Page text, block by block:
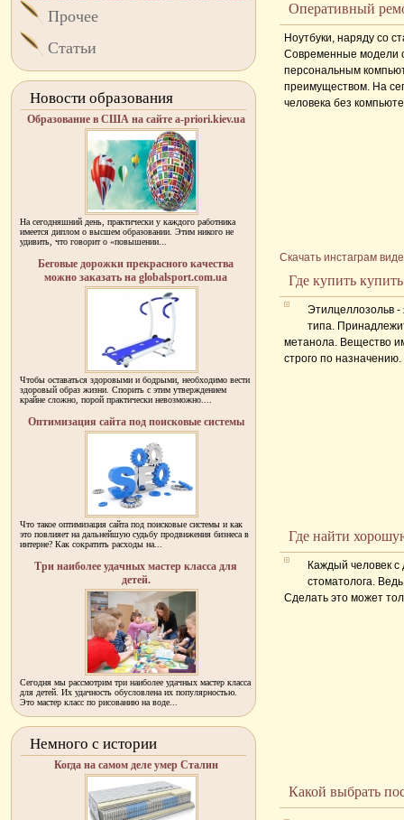
Оперативный
Ноутбуки, наряду со
Современные модели
персональным
преимуществом. На
человека без
Скачать инстаграм
Где купить
Этилцеллозольв -
типа.
метанола. Вещество
строго по назначению.
Где найти
Каждый человек с
стоматолога.
Сделать это может
Какой выбрать
Прочее
Статьи
Новости образования
Образование в США на сайте a-priori.kiev.ua
На сегодняшний день, практически у каждого работника
имеется диплом о высшем образовании. Этим никого не
удивить, что говорит о «повышении...
Беговые дорожки прекрасного качества
можно заказать на globalsport.com.ua
Чтобы оставаться здоровыми и бодрыми, необходимо вести
здоровый образ жизни. Спорить с этим утверждением
крайне сложно, порой практически невозможно....
Оптимизация сайта под поисковые системы
Что такое оптимизация сайта под поисковые системы и как
это повлияет на дальнейшую судьбу продвижения бизнеса в
интерне? Как сократить расходы на...
Три наиболее удачных мастер класса для
детей.
Сегодня мы рассмотрим три наиболее удачных мастер класса
для детей. Их удачность обусловлена их популярностью.
Это мастер класс по рисованию на воде...
Немного с истории
Когда на самом деле умер Сталин